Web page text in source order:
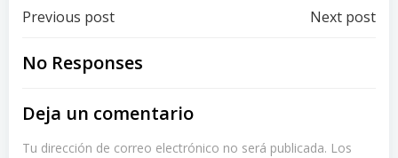
Post
navigation
Previous post Next post
No Responses
Deja un comentario
Tu dirección de correo electrónico no será publicada. Los